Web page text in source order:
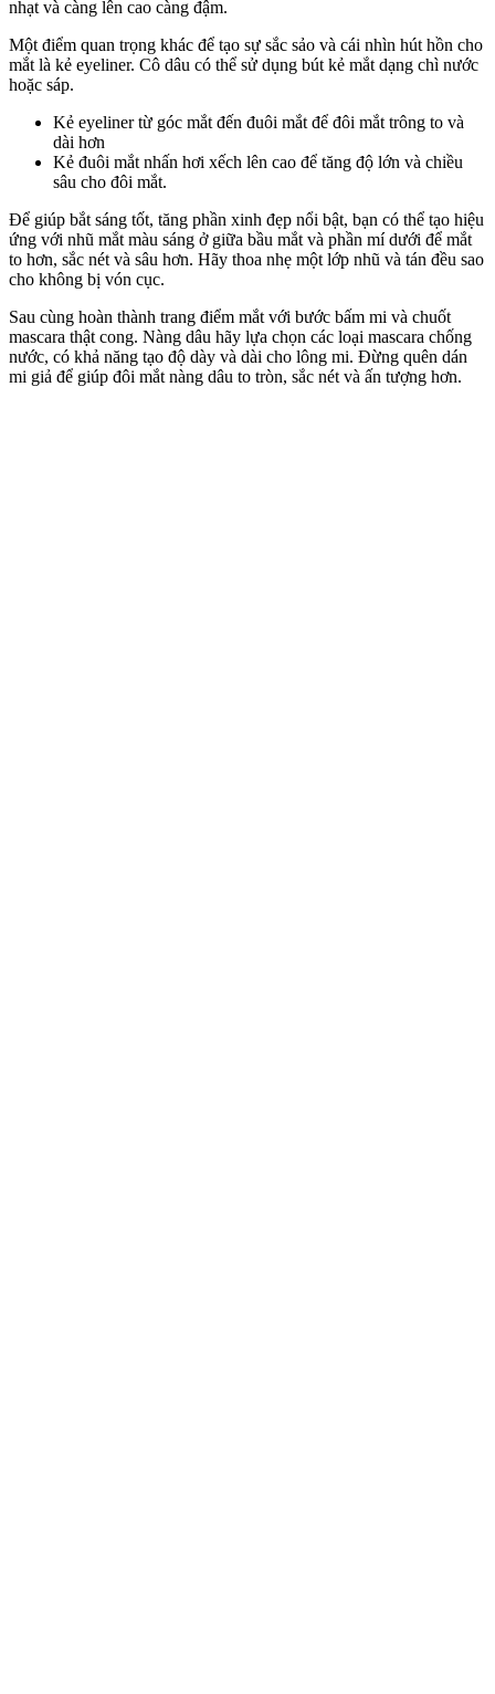
nhạt và càng lên cao càng đậm.
Một điểm quan trọng khác để tạo sự sắc sảo và cái nhìn hút hồn cho
mắt là kẻ eyeliner. Cô dâu có thể sử dụng bút kẻ mắt dạng chì nước
hoặc sáp.
Kẻ eyeliner từ góc mắt đến đuôi mắt để đôi mắt trông to và
dài hơn
Kẻ đuôi mắt nhấn hơi xếch lên cao để tăng độ lớn và chiều
sâu cho đôi mắt.
Để giúp bắt sáng tốt, tăng phần xinh đẹp nổi bật, bạn có thể tạo hiệu
ứng với nhũ mắt màu sáng ở giữa bầu mắt và phần mí dưới để mắt
to hơn, sắc nét và sâu hơn. Hãy thoa nhẹ một lớp nhũ và tán đều sao
cho không bị vón cục.
Sau cùng hoàn thành trang điểm mắt với bước bấm mi và chuốt
mascara thật cong. Nàng dâu hãy lựa chọn các loại mascara chống
nước, có khả năng tạo độ dày và dài cho lông mi. Đừng quên dán
mi giả để giúp đôi mắt nàng dâu to tròn, sắc nét và ấn tượng hơn.